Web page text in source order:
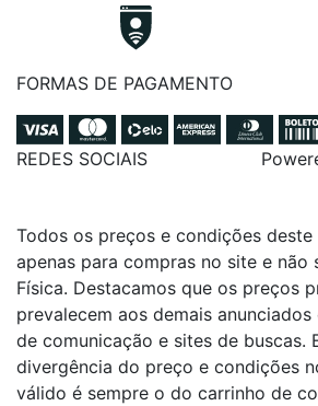
FORMAS DE PAGAMENTO
REDES SOCIAIS
Todos os preços e condições
apenas para compras no site e não
Física. Destacamos que os preços
prevalecem aos demais
de comunicação e sites de buscas.
divergência do preço e condições
válido é sempre o do carrinho de